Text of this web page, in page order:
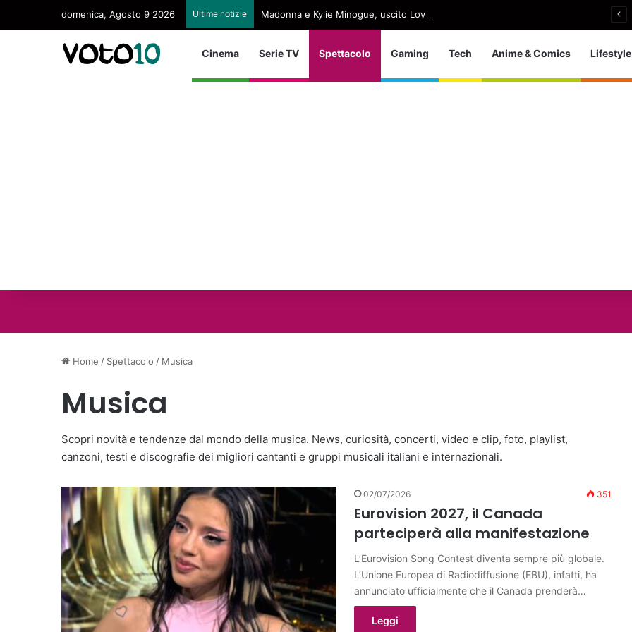
domenica, Agosto 9 2026 Ultime notizie Madonna e Kylie Minogue, uscito Love Sensation (Afterhours Mix)
Cinema Serie TV Spettacolo Gaming Tech Anime & Comics Lifestyle
Home / Spettacolo / Musica
Musica
Scopri novità e tendenze dal mondo della musica. News, curiosità, concerti, video e clip, foto, playlist,
canzoni, testi e discografie dei migliori cantanti e gruppi musicali italiani e internazionali.
02/07/2026 351
Eurovision 2027, il Canada
parteciperà alla manifestazione
L’Eurovision Song Contest diventa sempre più globale.
L’Unione Europea di Radiodiffusione (EBU), infatti, ha
annunciato ufficialmente che il Canada prenderà…
Leggi